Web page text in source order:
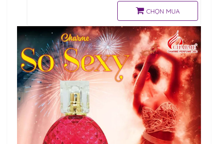
dụng khi hẹn hò cùng người
yêu.
CHỌN MUA